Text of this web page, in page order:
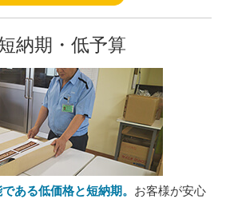
納期・低予算
ある低価格と短納期。 お客様が安心